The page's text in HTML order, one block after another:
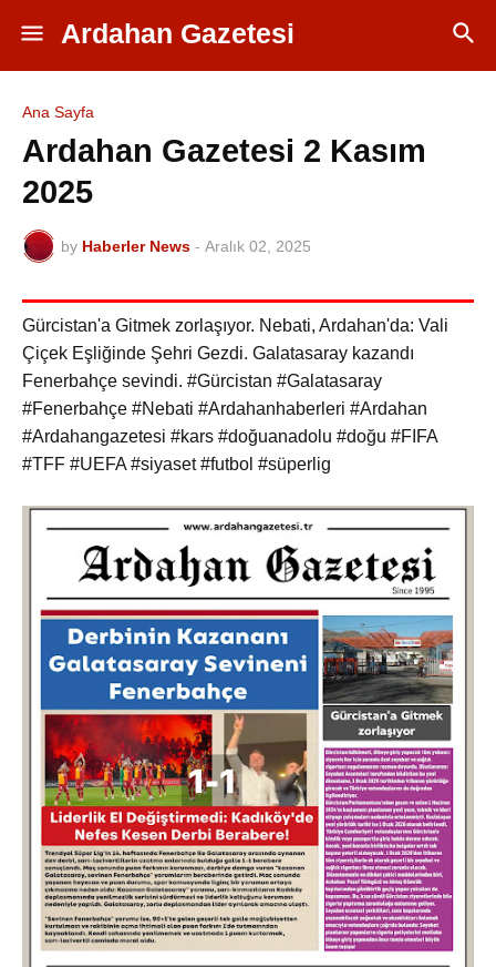
Ardahan Gazetesi
Ana Sayfa
Ardahan Gazetesi 2 Kasım
2025
by Haberler News - Aralık 02, 2025
Gürcistan'a Gitmek zorlaşıyor. Nebati, Ardahan'da: Vali
Çiçek Eşliğinde Şehri Gezdi. Galatasaray kazandı
Fenerbahçe sevindi. #Gürcistan #Galatasaray
#Fenerbahçe #Nebati #Ardahanhaberleri #Ardahan
#Ardahangazetesi #kars #doğuanadolu #doğu #FIFA
#TFF #UEFA #siyaset #futbol #süperlig